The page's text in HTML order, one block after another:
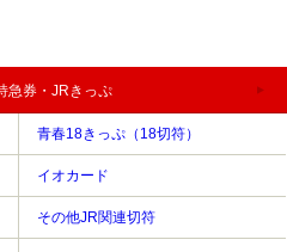
急券・JRきっぷ
青春18きっぷ（18切符）
イオカード
その他JR関連切符